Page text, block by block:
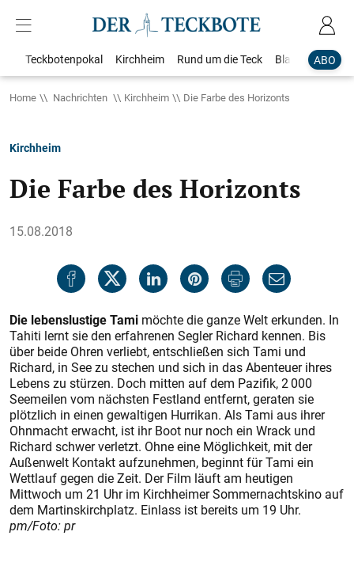
ABO
Teckbotenpokal Kirchheim Rund um die Teck Blaulicht
Home Nachrichten Kirchheim Die Farbe des Horizonts
Kirchheim
Die Farbe des Horizonts
15.08.2018
Die lebenslustige Tami möchte die ganze Welt erkunden. In
Tahiti lernt sie den erfahrenen Segler Richard kennen. Bis
über beide Ohren verliebt, entschließen sich Tami und
Richard, in See zu stechen und sich in das Abenteuer ihres
Lebens zu stürzen. Doch mitten auf dem Pazifik, 2 000
Seemeilen vom nächsten Festland entfernt, geraten sie
plötzlich in einen gewaltigen Hurrikan. Als Tami aus ihrer
Ohnmacht erwacht, ist ihr Boot nur noch ein Wrack und
Richard schwer verletzt. Ohne eine Möglichkeit, mit der
Außenwelt Kontakt aufzunehmen, beginnt für Tami ein
Wettlauf gegen die Zeit. Der Film läuft am heutigen
Mittwoch um 21 Uhr im Kirchheimer Sommernachtskino auf
dem Martinskirchplatz. Einlass ist bereits um 19 Uhr.
pm/Foto: pr